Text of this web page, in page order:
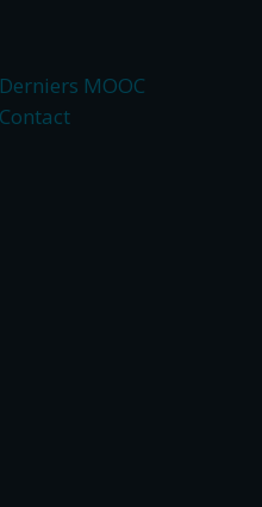
Derniers MOOC
Contact